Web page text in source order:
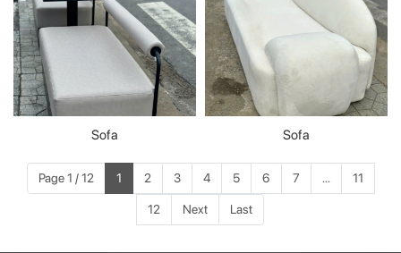
Sofa Sofa
Page 1 / 12 1 2 3 4 5 6 7 ... 11
12 Next Last